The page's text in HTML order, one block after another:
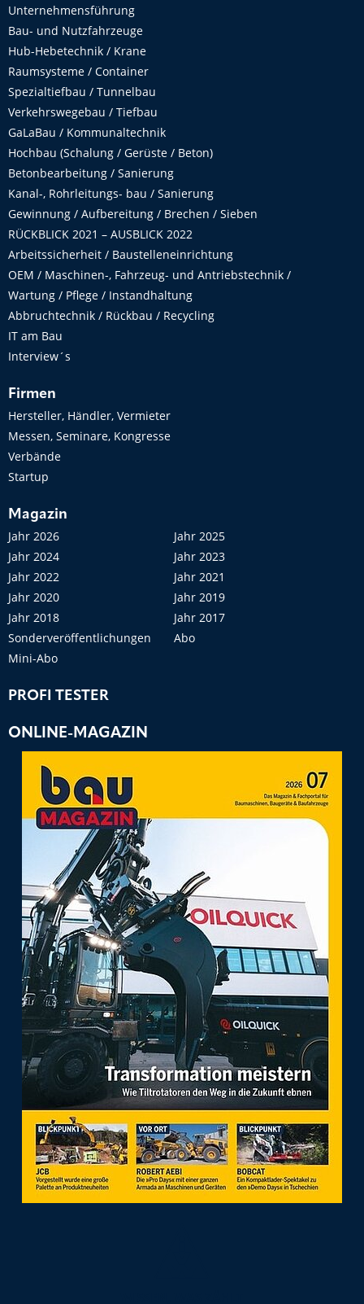
Unternehmensführung
Bau- und Nutzfahrzeuge
Hub-Hebetechnik / Krane
Raumsysteme / Container
Spezialtiefbau / Tunnelbau
Verkehrswegebau / Tiefbau
GaLaBau / Kommunaltechnik
Hochbau (Schalung / Gerüste / Beton)
Betonbearbeitung / Sanierung
Kanal-, Rohrleitungs- bau / Sanierung
Gewinnung / Aufbereitung / Brechen / Sieben
RÜCKBLICK 2021 – AUSBLICK 2022
Arbeitssicherheit / Baustelleneinrichtung
OEM / Maschinen-, Fahrzeug- und Antriebstechnik /
Wartung / Pflege / Instandhaltung
Abbruchtechnik / Rückbau / Recycling
IT am Bau
Interview´s
Firmen
Hersteller, Händler, Vermieter
Messen, Seminare, Kongresse
Verbände
Startup
Magazin
Jahr 2026
Jahr 2025
Jahr 2024
Jahr 2023
Jahr 2022
Jahr 2021
Jahr 2020
Jahr 2019
Jahr 2018
Jahr 2017
Sonderveröffentlichungen
Abo
Mini-Abo
PROFI TESTER
ONLINE-MAGAZIN